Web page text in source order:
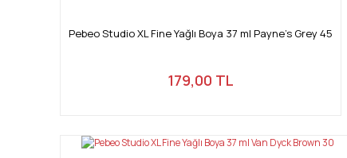
Pebeo Studio XL Fine Yağlı Boya 37 ml Payne's Grey 45
179,00 TL